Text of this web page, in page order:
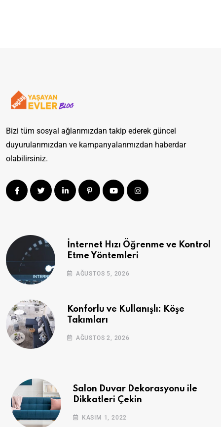
Bizi tüm sosyal ağlarımızdan takip ederek güncel
duyurularımızdan ve kampanyalarımızdan haberdar
olabilirsiniz.
İnternet Hızı Öğrenme ve Kontrol
Etme Yöntemleri
AĞUSTOS 5, 2026
Konforlu ve Kullanışlı: Köşe
Takımları
AĞUSTOS 2, 2026
Salon Duvar Dekorasyonu ile
Dikkatleri Çekin
KASIM 1, 2022